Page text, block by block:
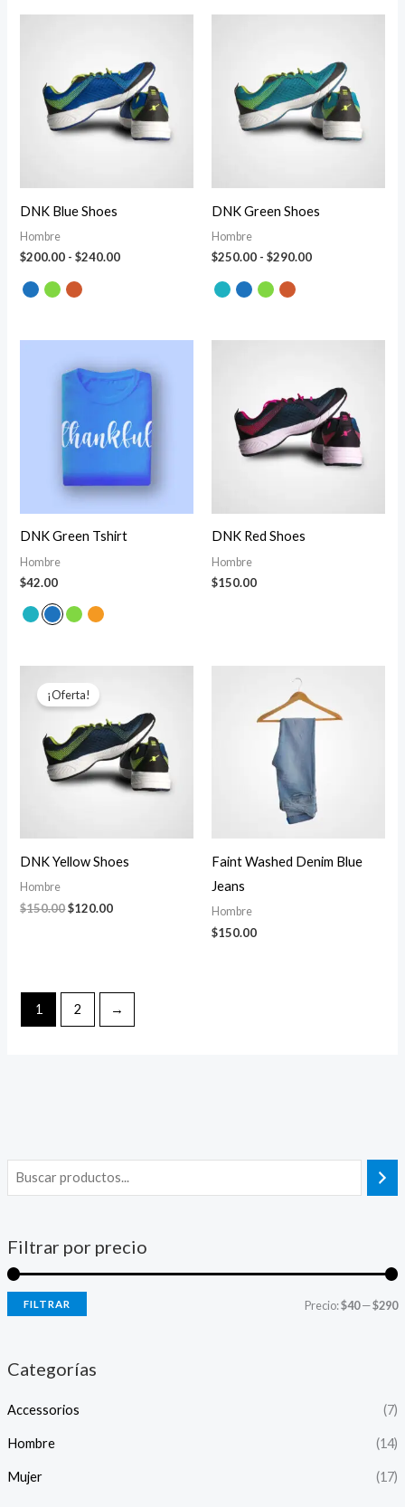
Filtrar por precio
FILTRAR Precio:$40—$290
Categorías
Accessorios (7)
Hombre (14)
Mujer (17)
DNK Blue Shoes
Hombre
$200.00 - $240.00
desde
$200.00
hasta
$240.00
DNK Green Shoes
Hombre
$250.00 - $290.00
desde
$250.00
hasta
$290.00
DNK Green Tshirt
Hombre
$42.00
DNK Red Shoes
Hombre
$150.00
¡Oferta!
DNK Yellow Shoes
Hombre
$150.00
precio
original
$150.00.
$120.00
$120.00.
Faint Washed Denim Blue
Jeans
Hombre
$150.00
1 2 →